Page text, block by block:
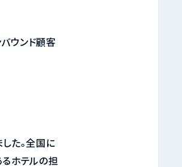
ウンド顧客
た。全国に
ホテルの担